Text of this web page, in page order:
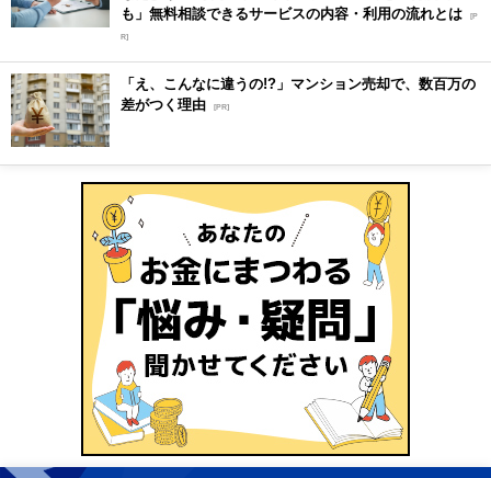
も」無料相談できるサービスの内容・利用の流れとは [P
R]
「え、こんなに違うの!?」マンション売却で、数百万の
差がつく理由 [PR]